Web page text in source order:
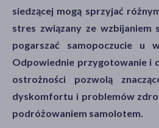
siedzącej mogą sprzyjać
stres związany ze wzbijaniem
pogarszać samopoczucie u
Odpowiednie przygotowanie i
ostrożności pozwolą
dyskomfortu i problemów
podróżowaniem samolotem.